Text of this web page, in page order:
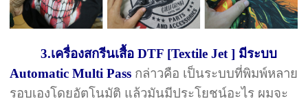
3.เครื่องสกรีนเสื้อ DTF [Textile Jet ] มีระบบ
Automatic Multi Pass กล่าวคือ เป็นระบบที่พิมพ์หลาย
รอบเองโดยอัตโนมัติ แล้วมันมีประโยชน์อะไร ผมจะ